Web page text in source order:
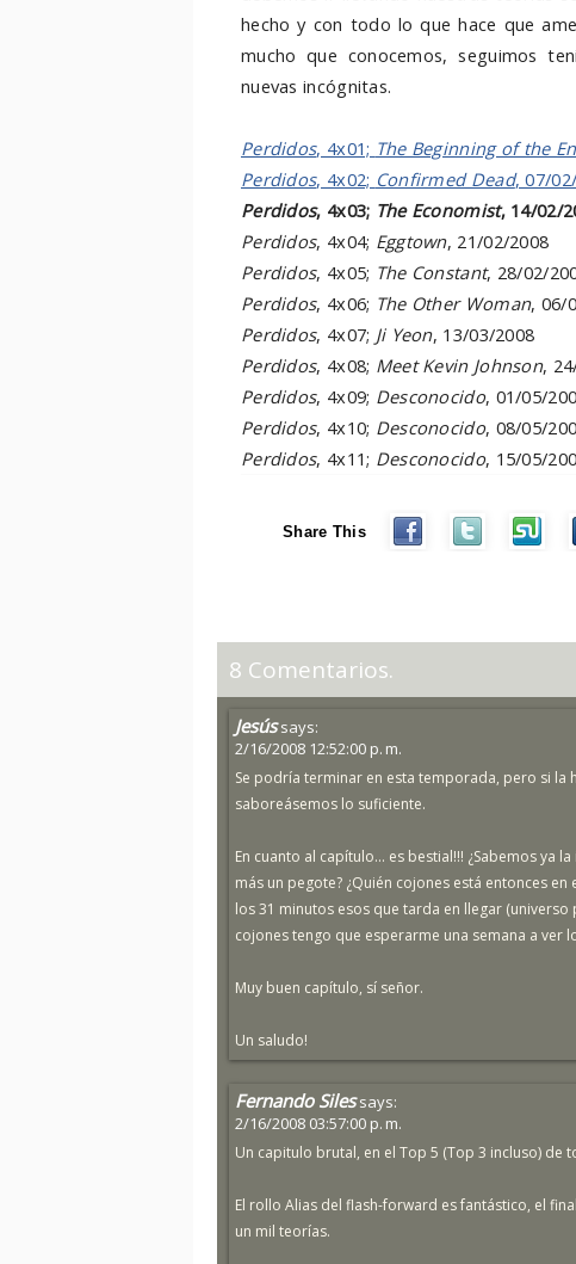
hecho y con todo lo que hace que
mucho que conocemos, seguimos
nuevas incógnitas.
Perdidos, 4x01; The Beginning of the
Perdidos, 4x02; Confirmed Dead, 07/
Perdidos, 4x03; The Economist, 14/02/
Perdidos, 4x04; Eggtown, 21/02/2008
Perdidos, 4x05; The Constant, 28/02/
Perdidos, 4x06; The Other Woman, 06/
Perdidos, 4x07; Ji Yeon, 13/03/2008
Perdidos, 4x08; Meet Kevin Johnson,
Perdidos, 4x09; Desconocido, 01/05/
Perdidos, 4x10; Desconocido, 08/05/
Perdidos, 4x11; Desconocido, 15/05/
Share This
8 Comentarios.
Jesús says:
2/16/2008 12:52:00 p. m.
Se podría terminar en esta temporada, pero si la
saboreásemos lo suficiente.
En cuanto al capítulo... es bestial!!! ¿Sabemos ya
más un pegote? ¿Quién cojones está entonces
los 31 minutos esos que tarda en llegar (universo
cojones tengo que esperarme una semana a ver
Muy buen capítulo, sí señor.
Un saludo!
Fernando Siles says:
2/16/2008 03:57:00 p. m.
Un capitulo brutal, en el Top 5 (Top 3 incluso) de
El rollo Alias del flash-forward es fantástico, el
un mil teorías.